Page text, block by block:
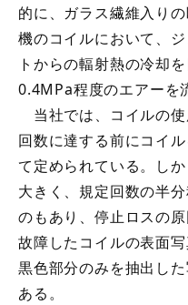
的に、ガラス繊維入り
機のコイルにおいて、
トからの輻射熱の冷却
0.4MPa程度のエアーを
当社では、コイルの
回数に達する前にコイ
て定められている。し
大きく、規定回数の半
のもあり、停止ロスの
故障したコイルの表面
黒色部分のみを抽出し
ある。